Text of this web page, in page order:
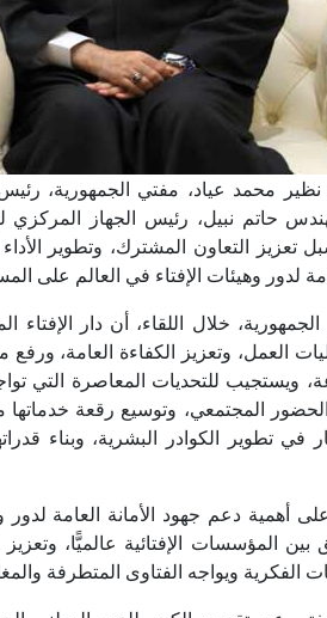
محمد عياد، مفتي الجمهورية، رئيس
حاتم نبيل، رئيس الجهاز المركزي
تعزيز التعاون المشترك، وتطوير
لدور وهيئات الإفتاء في العالم على
خلال اللقاء، أن دار
العمل، وتعزيز الكفاءة العامة، ورفع
ويستجيب للتحديات المعاصرة التي
الحضور المجتمعي، وتوسيع رقعة
في تطوير الكوادر البشرية، وبناء
أهمية دعم جهود الأمانة العامة لدور
بين المؤسسات الإفتائية عالميًّا،
الفكرية ويواجه الفتاوى المتطرفة